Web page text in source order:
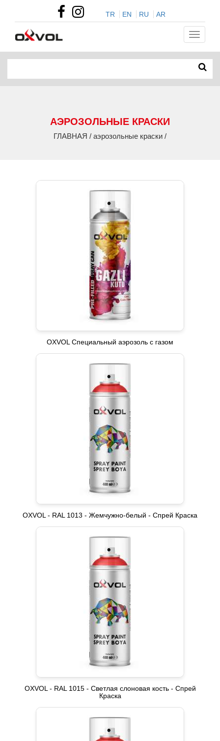
TR EN RU AR
АЭРОЗОЛЬНЫЕ КРАСКИ
ГЛАВНАЯ / аэрозольные краски /
OXVOL Специальный аэрозоль с газом
OXVOL - RAL 1013 - Жемчужно-белый - Спрей Краска
OXVOL - RAL 1015 - Светлая слоновая кость - Спрей
Краска